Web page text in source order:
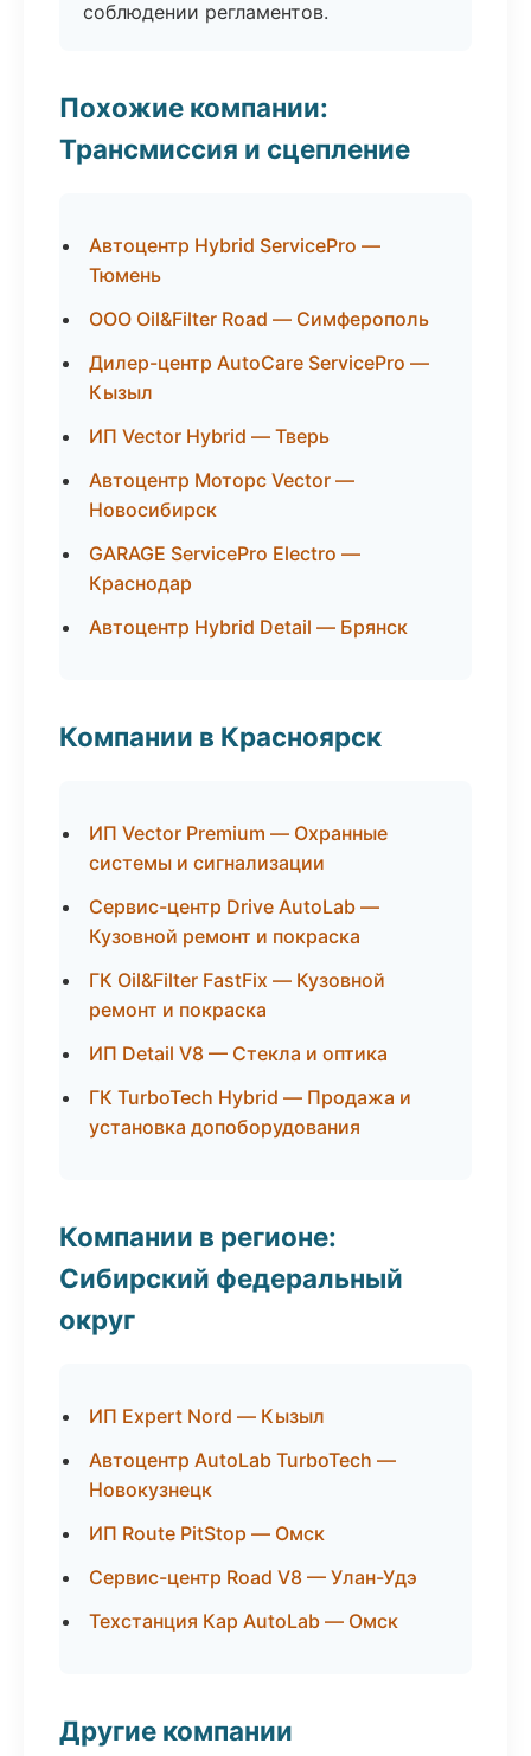
соблюдении регламентов.
Похожие компании:
Трансмиссия и сцепление
Автоцентр Hybrid ServicePro —
Тюмень
ООО Oil&Filter Road — Симферополь
Дилер-центр AutoCare ServicePro —
Кызыл
ИП Vector Hybrid — Тверь
Автоцентр Моторс Vector —
Новосибирск
GARAGE ServicePro Electro —
Краснодар
Автоцентр Hybrid Detail — Брянск
Компании в Красноярск
ИП Vector Premium — Охранные
системы и сигнализации
Сервис-центр Drive AutoLab —
Кузовной ремонт и покраска
ГК Oil&Filter FastFix — Кузовной
ремонт и покраска
ИП Detail V8 — Стекла и оптика
ГК TurboTech Hybrid — Продажа и
установка допоборудования
Компании в регионе:
Сибирский федеральный
округ
ИП Expert Nord — Кызыл
Автоцентр AutoLab TurboTech —
Новокузнецк
ИП Route PitStop — Омск
Сервис-центр Road V8 — Улан-Удэ
Техстанция Кар AutoLab — Омск
Другие компании